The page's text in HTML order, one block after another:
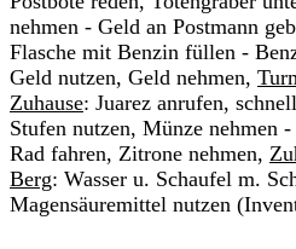
nehmen - Geld an Postmann
Flasche mit Benzin füllen -
Geld nutzen, Geld nehmen,
Zuhause: Juarez anrufen,
Stufen nutzen, Münze nehmen
Rad fahren, Zitrone nehmen,
Berg: Wasser u. Schaufel m.
Magensäuremittel nutzen